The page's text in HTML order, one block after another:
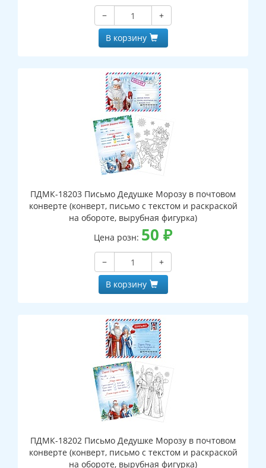
−
+
В корзину
ПДМК-18203 Письмо Дедушке Морозу в почтовом
конверте (конверт, письмо с текстом и раскраской
на обороте, вырубная фигурка)
Цена розн: 50 ₽
−
+
В корзину
ПДМК-18202 Письмо Дедушке Морозу в почтовом
конверте (конверт, письмо с текстом и раскраской
на обороте, вырубная фигурка)